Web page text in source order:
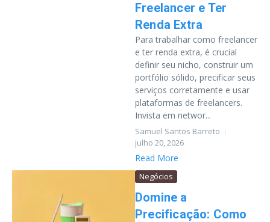
Freelancer e Ter
Renda Extra
Para trabalhar como freelancer
e ter renda extra, é crucial
definir seu nicho, construir um
portfólio sólido, precificar seus
serviços corretamente e usar
plataformas de freelancers.
Invista em networ...
Samuel Santos Barreto
julho 20, 2026
Read More
Negócios
Domine a
Precificação: Como